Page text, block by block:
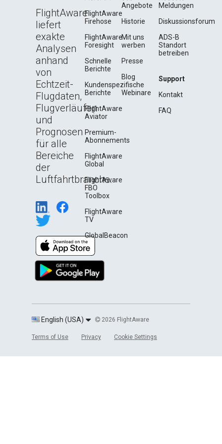
FlightAware
liefert
exakte
Analysen
anhand
von
Echtzeit-
Flugdaten,
Flugverläufen
und
Prognosen
für alle
Bereiche
der
Luftfahrtbranche.
FlightAware
Firehose
FlightAware
Foresight
Schnelle
Berichte
Kundenspezifische
Berichte
FlightAware
Aviator
Premium-
Abonnements
FlightAware
Global
FlightAware
FBO
Toolbox
FlightAware
TV
GlobalBeacon
Angebote
Historie
Mit uns
werben
Presse
Blog
Webinare
Meldungen
Diskussionsforum
ADS-B
Standort
betreiben
Support
Kontakt
FAQ
English (USA) 2026 FlightAware
Terms of Use Privacy Cookie Settings